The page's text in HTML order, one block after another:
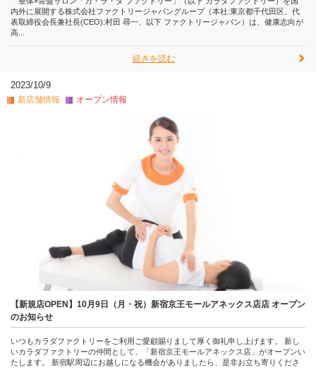
内外に展開する株式会社ファクトリージャパングループ（本社:東京都千代田区、代
表取締役会長兼社長(CEO):村田 尋一、以下 ファクトリージャパン）は、健康志向が
高...
続きを読む
2023/10/9
新店舗情報 オープン情報
【新規店OPEN】10月9日（月・祝）新宿京王モールアネックス店店 オープン
のお知らせ
いつもカラダファクトリーをご利用ご愛顧賜りまして厚く御礼申し上げます。 新し
いカラダファクトリーの仲間として、「新宿京王モールアネックス店」がオープンい
たします。 新宿駅周辺にお越しになる機会がありましたら、是非お立ち寄りくださ